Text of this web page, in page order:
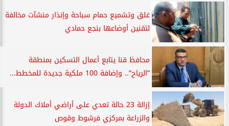
غلق وتشميع حمام سباحة وإنذار منشآت مخالفة
لتقنين أوضاعها بنجع حمادي
محافظ قنا يتابع أعمال التسكين بمنطقة
”الرياح”.. وإضافة 100 ملكية جديدة للمخطط...
إزالة 23 حالة تعدي على أراضي أملاك الدولة
والزراعة بمركزي فرشوط وقوص